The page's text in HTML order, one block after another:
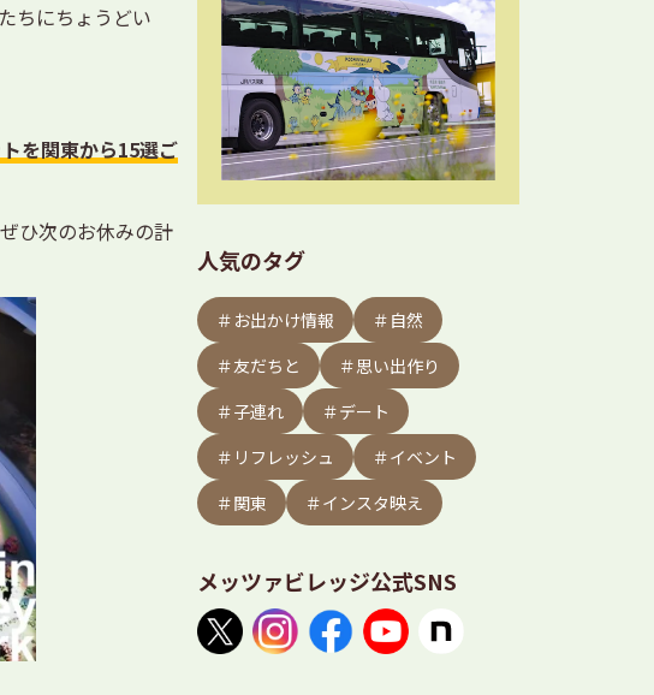
ちにちょうどい
を関東から15選ご
ひ次のお休みの計
人気のタグ
＃お出かけ情報
＃自然
＃友だちと
＃思い出作り
＃子連れ
＃デート
＃リフレッシュ
＃イベント
＃関東
＃インスタ映え
メッツァビレッジ公式SNS